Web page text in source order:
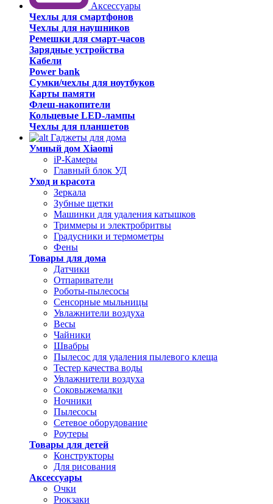
Аксессуары
Чехлы для смартфонов
Чехлы для наушников
Ремешки для смарт-часов
Зарядные устройства
Кабели
Power bank
Сумки/чехлы для ноутбуков
Карты памяти
Флеш-накопители
Кольцевые LED-лампы
Чехлы для планшетов
Гаджеты для дома
Умный дом Xiaomi
iP-Камеры
Главный блок УД
Уход и красота
Зеркала
Зубные щетки
Машинки для удаления катышков
Триммеры и электробритвы
Градусники и термометры
Фены
Товары для дома
Датчики
Отпариватели
Роботы-пылесосы
Сенсорные мыльницы
Увлажнители воздуха
Весы
Чайники
Швабры
Пылесос для удаления пылевого клеща
Тестер качества воды
Увлажнители воздуха
Соковыжемалки
Ночники
Пылесосы
Сетевое оборудование
Роутеры
Товары для детей
Конструкторы
Для рисования
Аксессуары
Очки
Рюкзаки